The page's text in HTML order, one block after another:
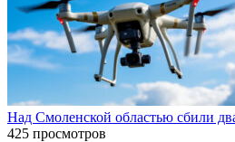
Над Смоленской областью сбили
425 просмотров